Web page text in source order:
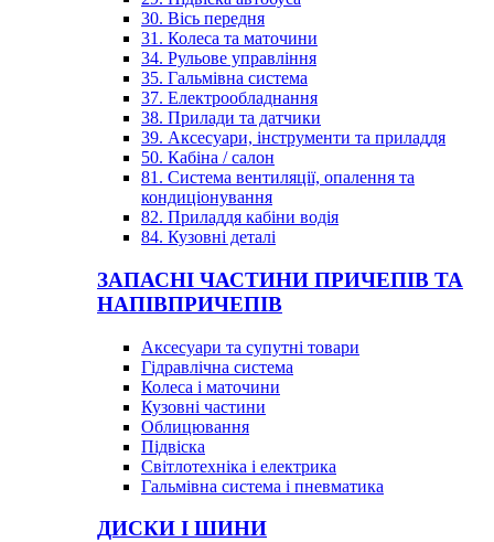
30. Вісь передня
31. Колеса та маточини
34. Рульове управління
35. Гальмівна система
37. Електрообладнання
38. Прилади та датчики
39. Аксесуари, інструменти та приладдя
50. Кабіна / салон
81. Система вентиляції, опалення та
кондиціонування
82. Приладдя кабіни водія
84. Кузовні деталі
ЗАПАСНІ ЧАСТИНИ ПРИЧЕПІВ ТА
НАПІВПРИЧЕПІВ
Аксесуари та супутні товари
Гідравлічна система
Колеса і маточини
Кузовні частини
Облицювання
Підвіска
Світлотехніка і електрика
Гальмівна система і пневматика
ДИСКИ І ШИНИ